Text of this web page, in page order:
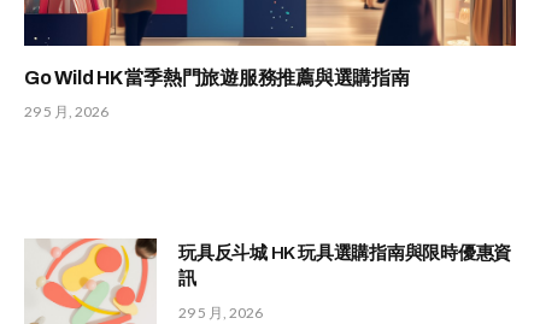
Go Wild HK 當季熱門旅遊服務推薦與選購指南
29 5 月, 2026
玩具反斗城 HK 玩具選購指南與限時優惠資
訊
29 5 月, 2026